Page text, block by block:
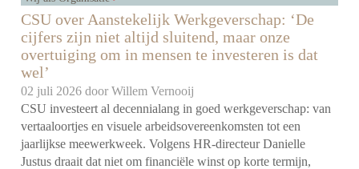
CSU over Aanstekelijk Werkgeverschap: ‘De
cijfers zijn niet altijd sluitend, maar onze
overtuiging om in mensen te investeren is dat
wel’
02 juli 2026 doorWillem Vernooij
CSU investeert al decennialang in goed werkgeverschap: van
vertaaloortjes en visuele arbeidsovereenkomsten tot een
jaarlijkse meewerkweek. Volgens HR-directeur Danielle
Justus draait dat niet om financiële winst op korte termijn,